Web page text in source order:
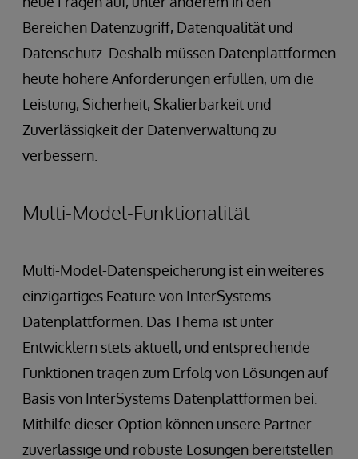
Bereichen Datenzugriff, Datenqualität und
Datenschutz. Deshalb müssen Datenplattformen
heute höhere Anforderungen erfüllen, um die
Leistung, Sicherheit, Skalierbarkeit und
Zuverlässigkeit der Datenverwaltung zu
verbessern.
Multi-Model-Funktionalität
Multi-Model-Datenspeicherung ist ein weiteres
einzigartiges Feature von InterSystems
Datenplattformen. Das Thema ist unter
Entwicklern stets aktuell, und entsprechende
Funktionen tragen zum Erfolg von Lösungen auf
Basis von InterSystems Datenplattformen bei.
Mithilfe dieser Option können unsere Partner
zuverlässige und robuste Lösungen bereitstellen